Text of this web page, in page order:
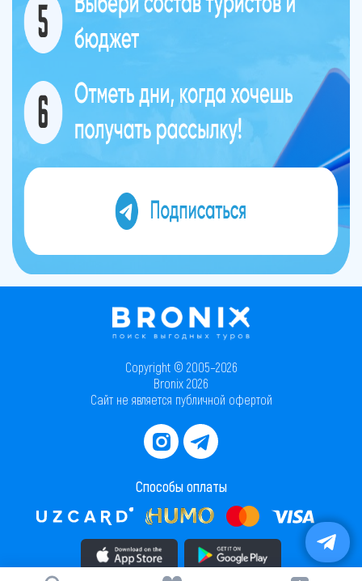
Copyright © 2005–2026
Bronix 2026
Сайт не является публичной офертой
Способы оплаты
Скачать приложение в AppStore Скачать приложение в PlayMarket